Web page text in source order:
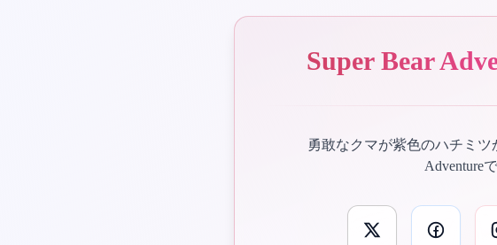
Super Bear
勇敢なクマが紫色のハチミツ
Adventure